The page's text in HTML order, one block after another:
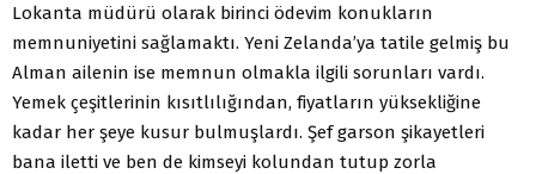
Lokanta müdürü olarak birinci ödevim konukların
memnuniyetini sağlamaktı. Yeni Zelanda’ya tatile gelmiş bu
Alman ailenin ise memnun olmakla ilgili sorunları vardı.
Yemek çeşitlerinin kısıtlılığından, fiyatların yüksekliğine
kadar her şeye kusur bulmuşlardı. Şef garson şikayetleri
bana iletti ve ben de kimseyi kolundan tutup zorla